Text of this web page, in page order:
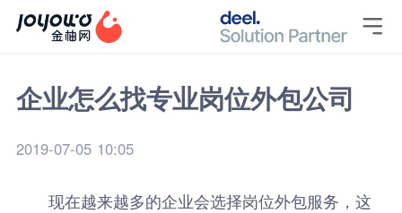

企业怎么找专业岗位外包公司
2019-07-05 10:05
现在越来越多的企业会选择岗位外包服务，这